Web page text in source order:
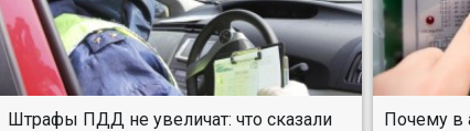
Штрафы ПДД не увеличат: что сказали
Почему в